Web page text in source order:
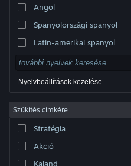
védjegyek jogos tulajdonosaiké az Egyesült
szabályzat
| Jogi információk
Steam előfizetői szerződés
Angol
Spanyolországi spanyol
Latin-amerikai spanyol
Nyelvbeállítások kezelése
Szűkítés címkére
Stratégia
Akció
Kaland